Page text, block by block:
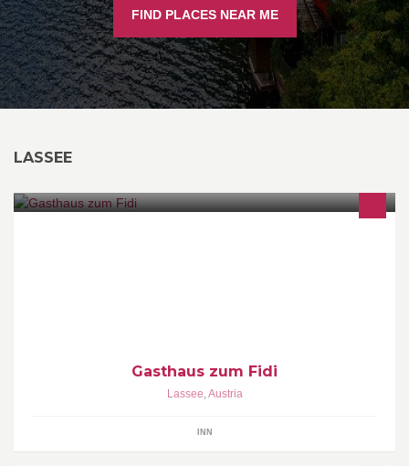
FIND PLACES NEAR ME
LASSEE
Gasthaus zum Fidi
Lassee,Austria
INN